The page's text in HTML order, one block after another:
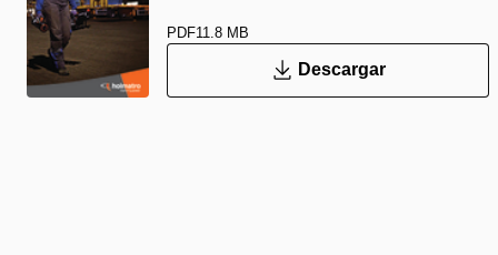
PDF11.8 MB
Descargar